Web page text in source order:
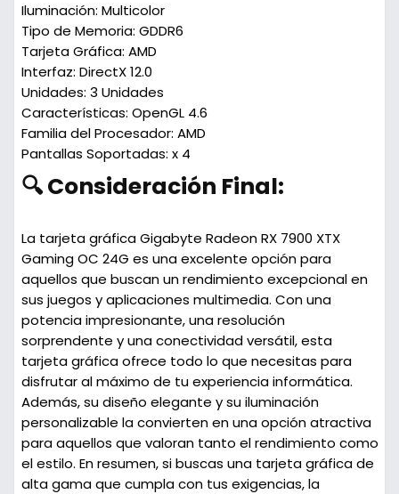
Iluminación: Multicolor
Tipo de Memoria: GDDR6
Tarjeta Gráfica: AMD
Interfaz: DirectX 12.0
Unidades: 3 Unidades
Características: OpenGL 4.6
Familia del Procesador: AMD
Pantallas Soportadas: x 4
🔍 Consideración Final:
La tarjeta gráfica Gigabyte Radeon RX 7900 XTX
Gaming OC 24G es una excelente opción para
aquellos que buscan un rendimiento excepcional en
sus juegos y aplicaciones multimedia. Con una
potencia impresionante, una resolución
sorprendente y una conectividad versátil, esta
tarjeta gráfica ofrece todo lo que necesitas para
disfrutar al máximo de tu experiencia informática.
Además, su diseño elegante y su iluminación
personalizable la convierten en una opción atractiva
para aquellos que valoran tanto el rendimiento como
el estilo. En resumen, si buscas una tarjeta gráfica de
alta gama que cumpla con tus exigencias, la